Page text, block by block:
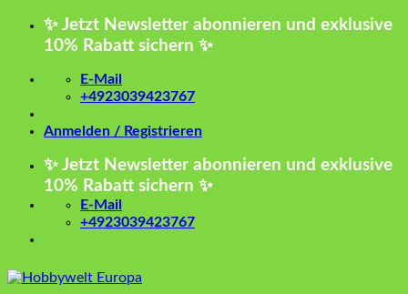
Zum
✨ Jetzt Newsletter abonnieren und exklusive
10% Rabatt sichern ✨
E-Mail
+4923039423767
Anmelden / Registrieren
✨ Jetzt Newsletter abonnieren und exklusive
10% Rabatt sichern ✨
E-Mail
+4923039423767